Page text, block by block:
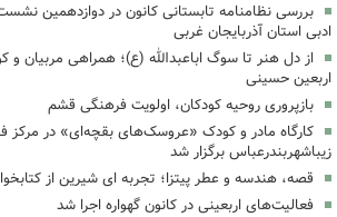
بررسی نظامنامه تابستانی کانون در دوازدهمین
ادبی استان آذربایجان غربی
از دل هنر تا سوگ اباعبدالله (ع)؛ همراهی مربیان و
اربعین حسینی
بازپروری روحیه کودکان، اولویت فرهنگی قشم
کارگاه مادر و کودک «عروسک‌های بقچه‌ای» در مرکز
زیباشهربندرعباس برگزار شد
قصه، هندسه و عطر پیتزا؛ تجربه ای شیرین از
فعالیت‌های اربعینی در کانون گهواره اجرا شد